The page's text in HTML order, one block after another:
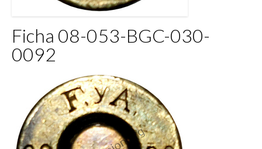
Ficha 08-053-BGC-030-
0092